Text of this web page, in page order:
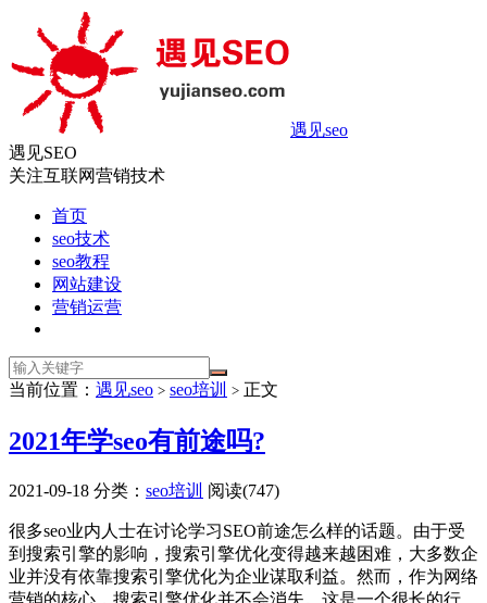
遇见seo
遇见SEO
关注互联网营销技术
首页
seo技术
seo教程
网站建设
营销运营
当前位置： 遇见seo > seo培训 > 正文
2021年学seo有前途吗?
2021-09-18 分类： seo培训 阅读(747)
很多seo业内人士在讨论学习SEO前途怎么样的话题。由于受
到搜索引擎的影响，搜索引擎优化变得越来越困难，大多数企
业并没有依靠搜索引擎优化为企业谋取利益。然而，作为网络
营销的核心，搜索引擎优化并不会消失。这是一个很长的行